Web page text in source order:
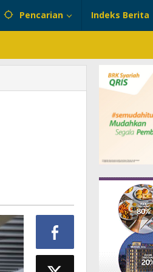
Pencarian Indeks Berita